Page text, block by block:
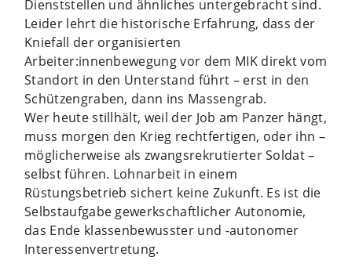
Dienststellen und ähnliches untergebracht sind.
Leider lehrt die historische Erfahrung, dass der
Kniefall der organisierten
Arbeiter:innenbewegung vor dem MIK direkt vom
Standort in den Unterstand führt – erst in den
Schützengraben, dann ins Massengrab.
Wer heute stillhält, weil der Job am Panzer hängt,
muss morgen den Krieg rechtfertigen, oder ihn –
möglicherweise als zwangsrekrutierter Soldat –
selbst führen. Lohnarbeit in einem
Rüstungsbetrieb sichert keine Zukunft. Es ist die
Selbstaufgabe gewerkschaftlicher Autonomie,
das Ende klassenbewusster und -autonomer
Interessenvertretung.